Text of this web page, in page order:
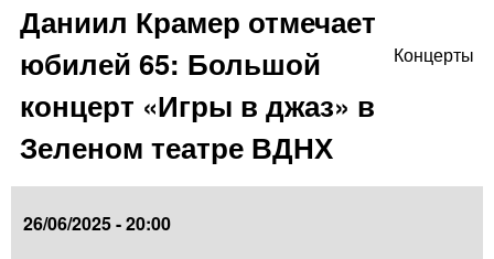
Даниил Крамер отмечает
юбилей 65: Большой
концерт «Игры в джаз» в
Зеленом театре ВДНХ
Концерты
26/06/2025 - 20:00